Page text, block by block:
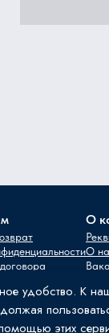
удобство. К
этих
О
О